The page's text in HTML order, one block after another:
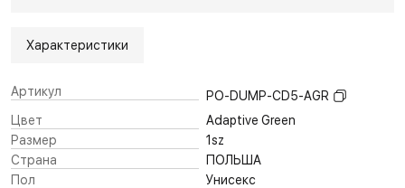
Характеристики
Артикул
PO-DUMP-CD5-AGR
Цвет
Adaptive Green
Размер
1sz
Страна
ПОЛЬША
Пол
Унисекс